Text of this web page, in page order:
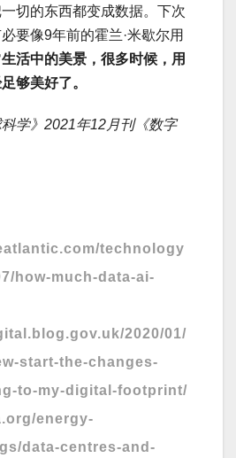
切的东西都变成数据。下次
要像9年前的霍兰·米歇尔用
生活中的美景，很多时候，用
够美好了。
学》2021年12月刊《数字
technology
how-much-data-ai-
2020/01/
start-the-changes-
to-my-digital-footprint/
energy-
data-centres-and-